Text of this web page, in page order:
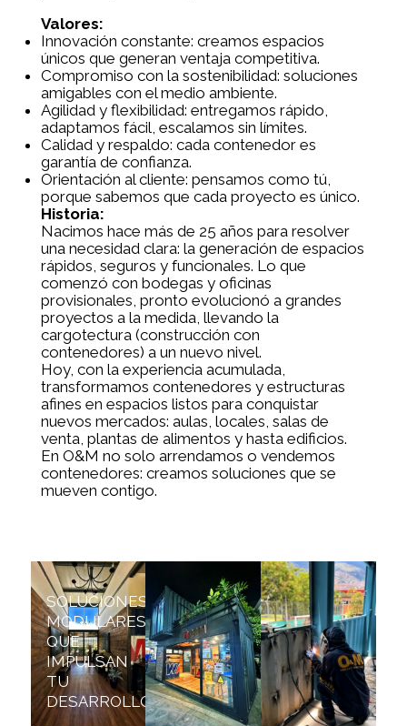
Valores:
Innovación constante: creamos espacios
únicos que generan ventaja competitiva.
Compromiso con la sostenibilidad: soluciones
amigables con el medio ambiente.
Agilidad y flexibilidad: entregamos rápido,
adaptamos fácil, escalamos sin límites.
Calidad y respaldo: cada contenedor es
garantía de confianza.
Orientación al cliente: pensamos como tú,
porque sabemos que cada proyecto es único.
Historia:
Nacimos hace más de 25 años para resolver
una necesidad clara: la generación de espacios
rápidos, seguros y funcionales. Lo que
comenzó con bodegas y oficinas
provisionales, pronto evolucionó a grandes
proyectos a la medida, llevando la
cargotectura (construcción con
contenedores) a un nuevo nivel.
Hoy, con la experiencia acumulada,
transformamos contenedores y estructuras
afines en espacios listos para conquistar
nuevos mercados: aulas, locales, salas de
venta, plantas de alimentos y hasta edificios.
En O&M no solo arrendamos o vendemos
contenedores: creamos soluciones que se
mueven contigo.
SOLUCIONES
MODULARES
QUE
IMPULSAN
TU
DESARROLLO